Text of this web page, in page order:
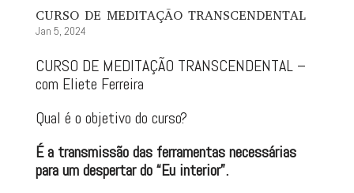
CURSO DE MEDITAÇÃO TRANSCENDENTAL
Jan 5, 2024
CURSO DE MEDITAÇÃO TRANSCENDENTAL –
com Eliete Ferreira
Qual é o objetivo do curso?
É a transmissão das ferramentas necessárias
para um despertar do “Eu interior”.